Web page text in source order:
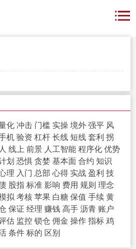
化 冲击 门槛 实操 境外 强平 风
机 验资 杠杆 长线 短线 套利 拐
线上 前景 人工智能 程序化 优势
划 恐惧 贪婪 基本面 合约 知识
理 入门 总部 心得 实战 盈利 技
股指 标准 影响 费用 规则 理念
拟 考核 苹果 白糖 保值 手续 黄
保证 经理 赚钱 高手 沥青 账户
估 监控 锁仓 佣金 操作 指标 鸡
条件 标的 区别